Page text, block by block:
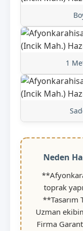
1
Neden
toprak
**Tasarım
Uzman
Firma